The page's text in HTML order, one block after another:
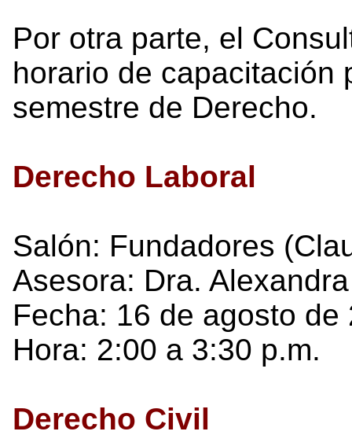
Por otra parte, el
horario de capacitación
semestre de Derecho.
Derecho Laboral
Salón: Fundadores
Asesora: Dra.
Fecha: 16 de agosto de
Hora: 2:00 a 3:30 p.m.
Derecho Civil